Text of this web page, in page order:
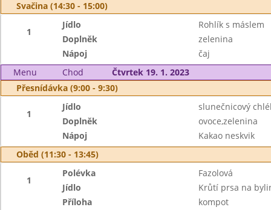
Svačina (14:30 - 15:00)
1
Jídlo
Rohlík s máslem
Doplněk
zelenina
Nápoj
čaj
Menu
Chod
Čtvrtek 19. 1. 2023
Přesnídávka (9:00 - 9:30)
1
Jídlo
slunečnicový
Doplněk
ovoce,zelenina
Nápoj
Kakao neskvik
Oběd (11:30 - 13:45)
1
Polévka
Fazolová
Jídlo
Krůtí prsa na
Příloha
kompot